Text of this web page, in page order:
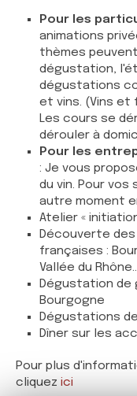
Pour les
animations
thèmes
dégustation,
dégustations
et vins. (Vins et
Les cours se
dérouler à
Pour les
: Je vous
du vin. Pour
autre moment
Atelier «
Découverte
françaises :
Vallée du
Dégustation de
Bourgogne
Dégustations
Dîner sur les
Pour plus
cliquez ici